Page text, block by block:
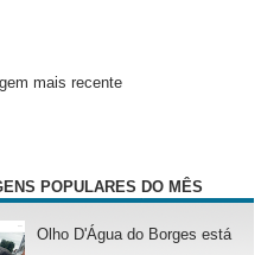
mais recente
POPULARES DO MÊS
Olho D'Água do Borges está